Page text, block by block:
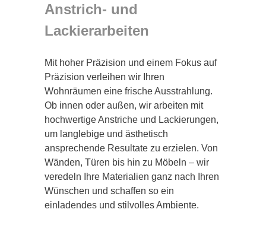
Anstrich- und
Lackierarbeiten
Mit hoher Präzision und einem Fokus auf
Präzision verleihen wir Ihren
Wohnräumen eine frische Ausstrahlung.
Ob innen oder außen, wir arbeiten mit
hochwertige Anstriche und Lackierungen,
um langlebige und ästhetisch
ansprechende Resultate zu erzielen. Von
Wänden, Türen bis hin zu Möbeln – wir
veredeln Ihre Materialien ganz nach Ihren
Wünschen und schaffen so ein
einladendes und stilvolles Ambiente.